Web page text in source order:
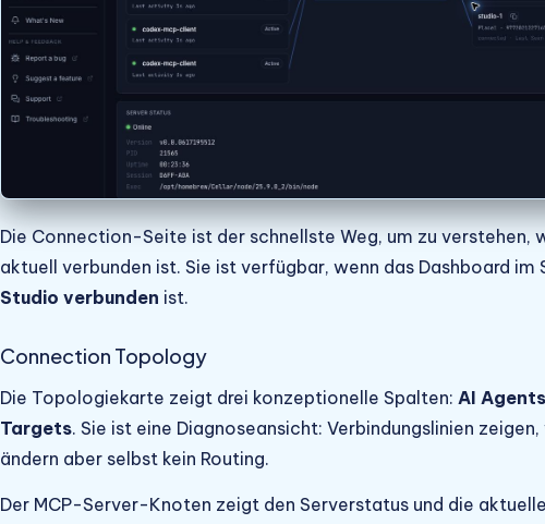
Die Connection-Seite ist der schnellste Weg, um zu verstehen,
aktuell verbunden ist. Sie ist verfügbar, wenn das Dashboard im
Studio verbunden ist.
Connection Topology
Die Topologiekarte zeigt drei konzeptionelle Spalten: AI
Targets. Sie ist eine Diagnoseansicht: Verbindungslinien
ändern aber selbst kein Routing.
Der MCP-Server-Knoten zeigt den Serverstatus und die